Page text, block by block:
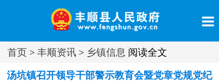
首页 > 丰顺资讯 > 乡镇信息 阅读全文
汤坑镇召开领导干部警示教育会暨党章党规党纪